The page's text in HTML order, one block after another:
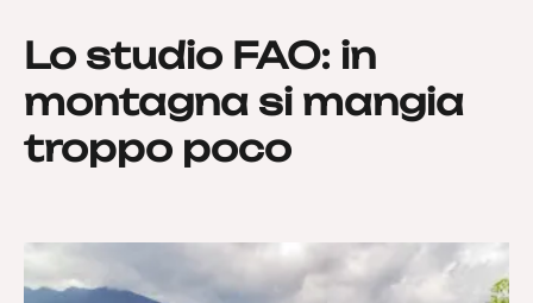
Lo studio FAO: in
montagna si mangia
troppo poco